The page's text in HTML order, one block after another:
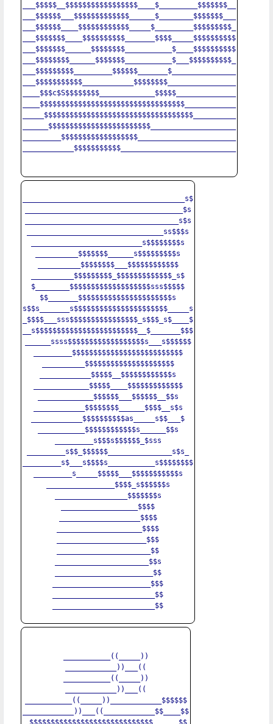
___$$$$$__$$$$$$$$$$$$$$$$$____$_________$$$$$$$__
___$$$$$$___$$$$$$$$$$$$$______$________$$$$$$$___
___$$$$$$____$$$$$$$$$$$$_____$_________$$$$$$$$$_
___$$$$$$$____$$$$$$$$$$_______$$$$_____$$$$$$$$$$
___$$$$$$$______$$$$$$$$___________$____$$$$$$$$$$
___$$$$$$$$______$$$$$$$___________$___$$$$$$$$$$_
___$$$$$$$$$_________$$$$$$_______$_______________
___$$$$$$$$$$$____________$$$$$$$$________________
____$$$c$S$$$$$$$$_____________$$$$$______________
____$$$$$$$$$$$$$$$$$$$$$$$$$$$$$$$$$$____________
_____$$$$$$$$$$$$$$$$$$$$$$$$$$$$$$$$$$$__________
______$$$$$$$$$$$$$$$$$$$$$$$$____________________
_________$$$$$$$$$$$$$$$$$$_______________________
____________$$$$$$$$$$$___________________________
______________________________________s$
_____________________________________$s
____________________________________s$s
________________________________ss$$$s
__________________________s$$$$$$$$s
__________$$$$$$$______s$$$$$$$$$s
__________$$$$$$$$___$$$$$$$$$$$$
__________$$$$$$$$$_$$$$$$$$$$$$$_s$
$________$$$$$$$$$$$$$$$$$$$sss$$$$$
$$_______$$$$$$$$$$$$$$$$$$$$$$s
s$$s_______s$$$$$$$$$$$$$$$$$$$$$$_____s
_$$$$___sss$$$$$$$$$$$$$$$$_s$$$_s$____$
__s$$$$$$$$$$$$$$$$$$$$$$$$__$_______$$$
______ssss$$$$$$$$$$$$$$$$$$s___s$$$$$$
_________$$$$$$$$$$$$$$$$$$$$$$$$$$
__________$$$$$$$$$$$$$$$$$$$$$
____________$$$$$__$$$$$$$$$$$$s
_____________$$$$$____$$$$$$$$$$$$$
_____________$$$$$$___$$$$$$__$$s
____________$$$$$$$$______$$$$__s$s
____________$$$$$$$$$$as_____s$$___$
___________$$$$$$$$$$$$s______$$s
_________s$$$s$$$$$$_$sss
_________s$$_$$$$$$_______________s$s_
_________s$___s$$$$s___________s$$$$$$$$
_________s_____$$$$$___$$$$$$$$$$$s
________________$$$$_s$$$$$$s
_________________$$$$$$$s
__________________$$$$
___________________$$$$
____________________$$$$
_____________________$$$
______________________$$
______________________$$s
_______________________$$
_______________________$$$
________________________$$
________________________$$
___________((_____))
____________))___((
___________((_____))
____________))___((
___________((_____))____________$$$$$$
____________))___((____________$$____$$
_$$$$$$$$$$$$$$$$$$$$$$$$$$$$$______$$